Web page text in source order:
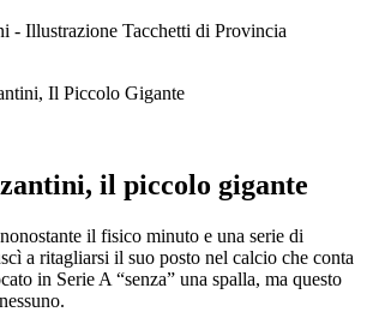
Il Piccolo Gigante
il piccolo gigante
il fisico minuto e una serie di
a ritagliarsi il suo posto nel calcio che conta
in Serie A “senza” una spalla, ma questo